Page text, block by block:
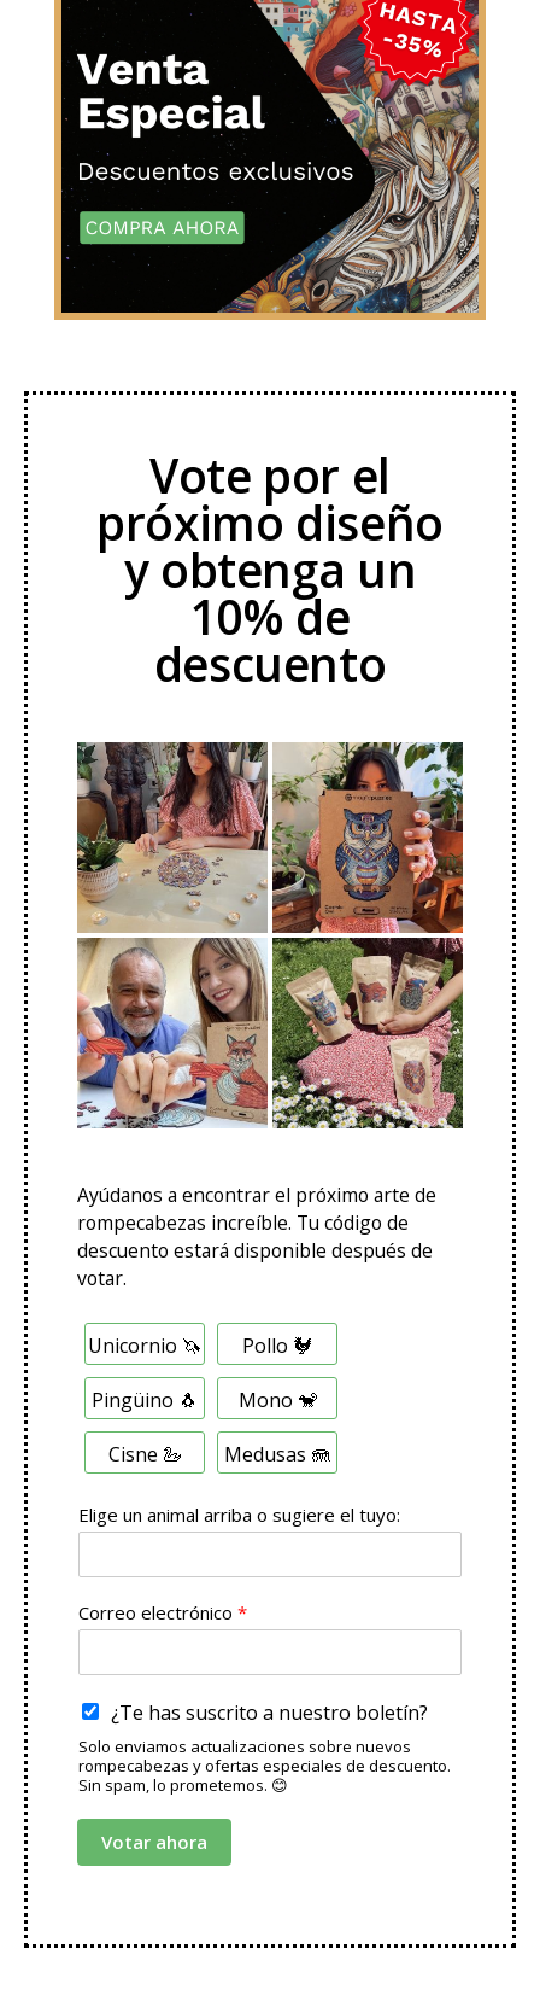
Vote por el
próximo diseño
y obtenga un
10% de
descuento
Ayúdanos a encontrar el próximo arte de
rompecabezas increíble. Tu código de
descuento estará disponible después de
votar.
O
c
ó
n
m
l
t
p
e
Unicornio 🦄 Pollo 🐓
Pingüino 🐧 Mono 🐒
Cisne 🦢 Medusas 🪼
Elige un animal arriba o sugiere el tuyo:
Correo electrónico *
¿Te has suscrito a nuestro boletín?
Solo enviamos actualizaciones sobre nuevos
rompecabezas y ofertas especiales de descuento.
Sin spam, lo prometemos. 😊
Votar ahora